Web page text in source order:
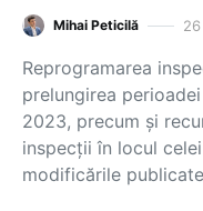
Mihai Peticilă
Reprogramarea
prelungirea
2023, precum și
inspecții în locul
modificările